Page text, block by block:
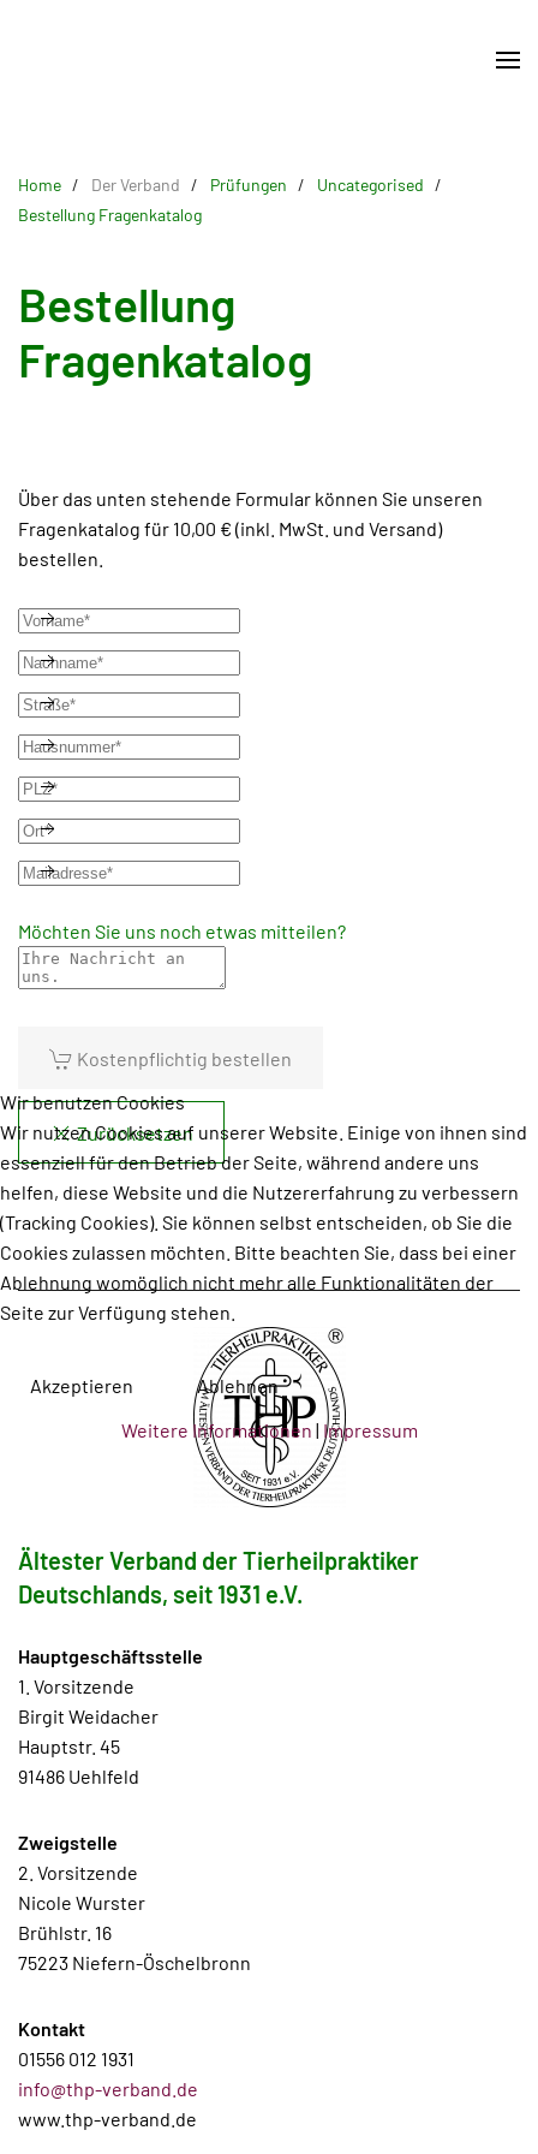
Home Der Verband Prüfungen
Uncategorised
Bestellung Fragenkatalog
Bestellung
Fragenkatalog
Über das unten stehende Formular können Sie unseren
Fragenkatalog für 10,00 € (inkl. MwSt. und Versand)
bestellen.
Möchten Sie uns noch etwas mitteilen?
Kostenpflichtig bestellen
Zurücksetzen
Ältester Verband der Tierheilpraktiker
Deutschlands, seit 1931 e.V.
Hauptgeschäftsstelle
1. Vorsitzende
Birgit Weidacher
Hauptstr. 45
91486 Uehlfeld
Zweigstelle
2. Vorsitzende
Nicole Wurster
Brühlstr. 16
75223 Niefern-Öschelbronn
Kontakt
01556 012 1931
info@thp-verband.de
www.thp-verband.de
Wir benutzen Cookies
Wir nutzen Cookies auf unserer Website. Einige von ihnen sind
essenziell für den Betrieb der Seite, während andere uns
helfen, diese Website und die Nutzererfahrung zu verbessern
(Tracking Cookies). Sie können selbst entscheiden, ob Sie die
Cookies zulassen möchten. Bitte beachten Sie, dass bei einer
Ablehnung womöglich nicht mehr alle Funktionalitäten der
Seite zur Verfügung stehen.
Akzeptieren
Ablehnen
Weitere Informationen | Impressum